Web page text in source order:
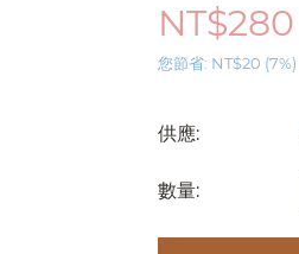
NT$280
您節省: NT$20 (7%)
供應:
數量: